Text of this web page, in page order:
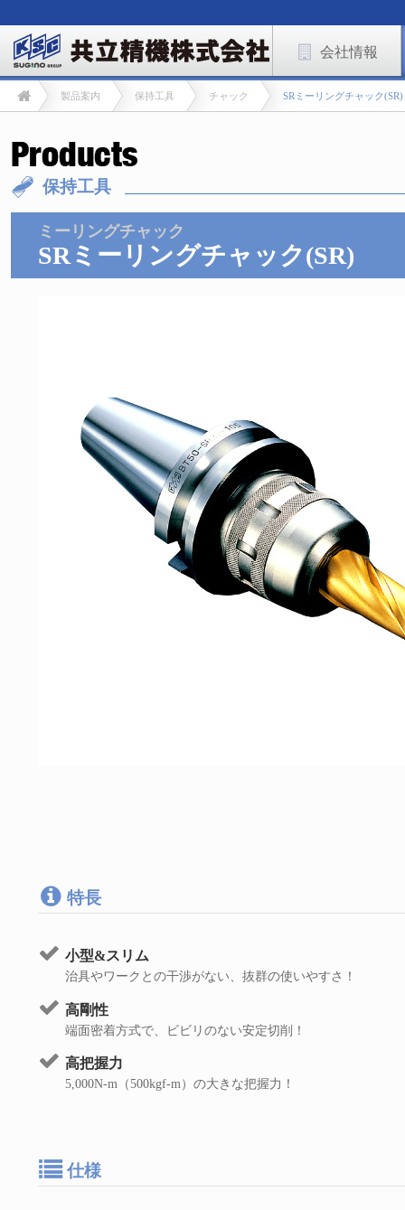
会社情報
製品案内 保持工具 チャック SRミーリングチャック(SR)
保持工具
ミーリングチャック
SRミーリングチャック(SR)
特長
小型&スリム
治具やワークとの干渉がない、抜群の使いやすさ！
高剛性
端面密着方式で、ビビリのない安定切削！
高把握力
5,000N-m（500kgf-m）の大きな把握力！
仕様